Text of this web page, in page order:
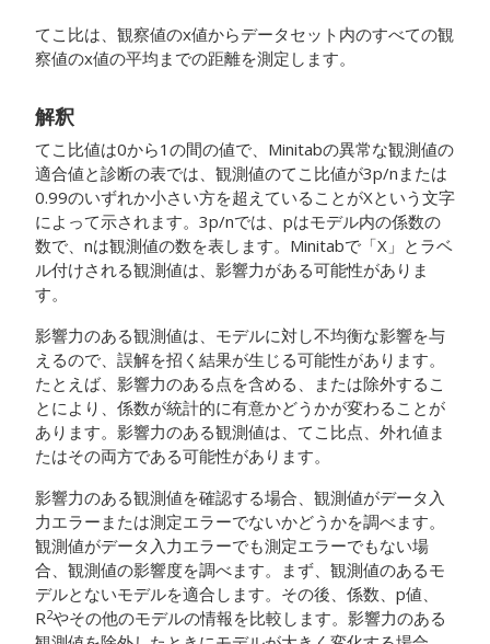
てこ比は、観察値のx値からデータセット内のすべての観
察値のx値の平均までの距離を測定します。
解釈
てこ比値は0から1の間の値で、Minitabの異常な観測値の
適合値と診断の表では、観測値のてこ比値が3p/nまたは
0.99のいずれか小さい方を超えていることがXという文字
によって示されます。3p/nでは、pはモデル内の係数の
数で、nは観測値の数を表します。Minitabで「X」とラベ
ル付けされる観測値は、影響力がある可能性がありま
す。
影響力のある観測値は、モデルに対し不均衡な影響を与
えるので、誤解を招く結果が生じる可能性があります。
たとえば、影響力のある点を含める、または除外するこ
とにより、係数が統計的に有意かどうかが変わることが
あります。影響力のある観測値は、てこ比点、外れ値ま
たはその両方である可能性があります。
影響力のある観測値を確認する場合、観測値がデータ入
力エラーまたは測定エラーでないかどうかを調べます。
観測値がデータ入力エラーでも測定エラーでもない場
合、観測値の影響度を調べます。まず、観測値のあるモ
デルとないモデルを適合します。その後、係数、p値、
R2やその他のモデルの情報を比較します。影響力のある